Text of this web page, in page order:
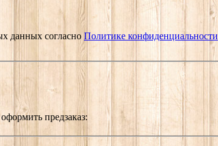
данных согласно Политике конфиденциальности
предзаказ: